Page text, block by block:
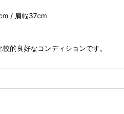
/ 肩幅37cm
的良好なコンディションです。